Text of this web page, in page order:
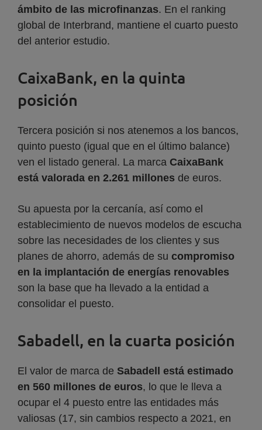
ámbito de las microfinanzas. En el ranking
global de Interbrand, mantiene el cuarto puesto
del anterior estudio.
CaixaBank, en la quinta
posición
Tercera posición si nos atenemos a los bancos,
quinto puesto (igual que en el último balance)
ven el listado general. La marca CaixaBank
está valorada en 2.261 millones de euros.
Su apuesta por la cercanía, así como el
establecimiento de nuevos modelos de escucha
sobre las necesidades de los clientes y sus
planes de ahorro, además de su compromiso
en la implantación de energías renovables
son la base que ha llevado a la entidad a
consolidar el puesto.
Sabadell, en la cuarta posición
El valor de marca de Sabadell está estimado
en 560 millones de euros, lo que le lleva a
ocupar el 4 puesto entre las entidades más
valiosas (17, sin cambios respecto a 2021, en